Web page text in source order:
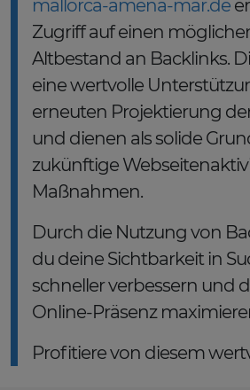
mallorca-amena-mar.de
Zugriff auf einen
Altbestand an Backlinks.
eine wertvolle
erneuten Projektierung
und dienen als solide
zukünftige
Maßnahmen.
Durch die Nutzung von
du deine Sichtbarkeit in
schneller verbessern und
Online-Präsenz
Profitiere von diesem